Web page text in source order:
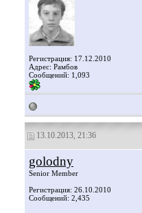
Регистрация: 17.12.2010
Адрес: Рамбов
Сообщений: 1,093
13.10.2013, 21:36
golodny
Senior Member
Регистрация: 26.10.2010
Сообщений: 2,435